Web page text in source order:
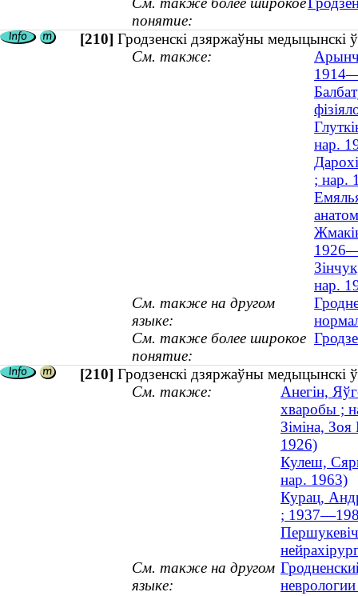
понятие:
[210] Гродзенскі дзяржаўны медыцынскі
См. также:
нар.
; нар.
нар.
См. также на другом
языке:
См. также более широкое
понятие:
[210] Гродзенскі дзяржаўны медыцынскі
См. также:
Анегін,
хваробы ;
Зіміна,
1926)
Кулеш,
нар. 1963)
Курац,
;
См. также на другом
языке: